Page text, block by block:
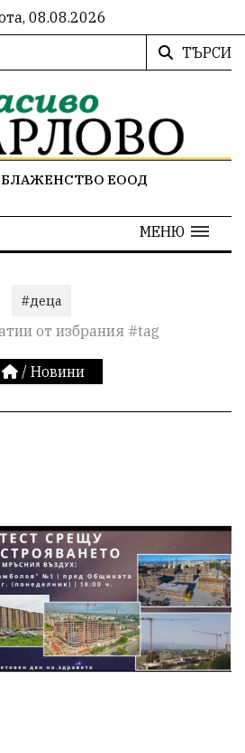
08.08.2026
ТЪРСИ
БЛАЖЕНСТВО ЕООД
МЕНЮ
#деца
от избрания #tag
/ Новини